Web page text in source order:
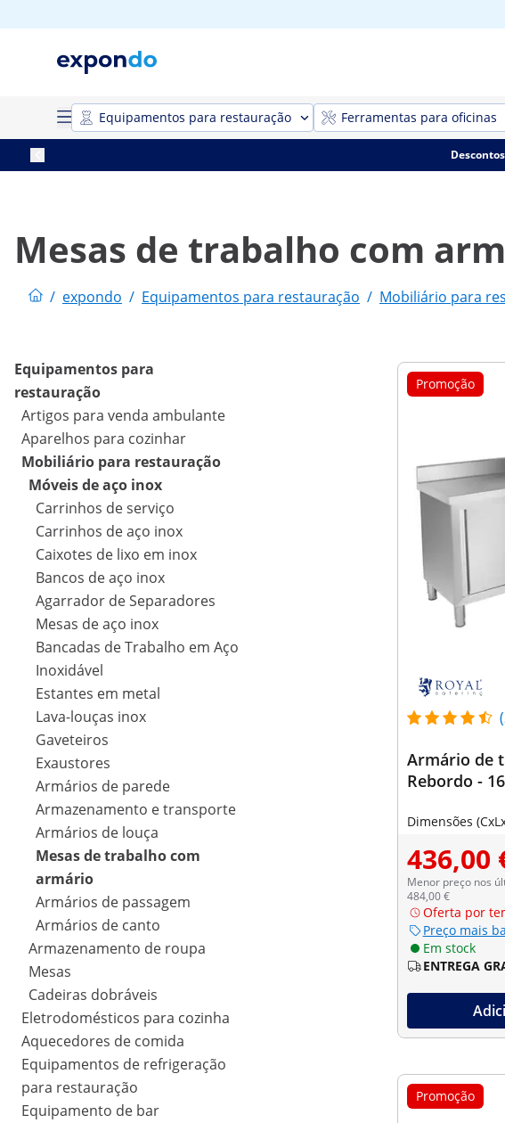
Equipamentos para restauração Ferramentas para oficinas
Mesas de trabalho com
/ expondo / Equipamentos para restauração / Mobiliário para
Equipamentos para
restauração
Artigos para venda ambulante
Aparelhos para cozinhar
Mobiliário para restauração
Móveis de aço inox
Carrinhos de serviço
Carrinhos de aço inox
Caixotes de lixo em inox
Bancos de aço inox
Agarrador de Separadores
Mesas de aço inox
Bancadas de Trabalho em Aço
Inoxidável
Estantes em metal
Lava-louças inox
Gaveteiros
Exaustores
Armários de parede
Armazenamento e transporte
Armários de louça
Mesas de trabalho com
armário
Armários de passagem
Armários de canto
Armazenamento de roupa
Mesas
Cadeiras dobráveis
Eletrodomésticos para cozinha
Aquecedores de comida
Equipamentos de refrigeração
para restauração
Equipamento de bar
Promoção
Armário de
Rebordo -
Dimensões
436,00
Menor preço nos
484,00 €
Oferta por
Preço mais
Em stock
ENTREGA
Promoção